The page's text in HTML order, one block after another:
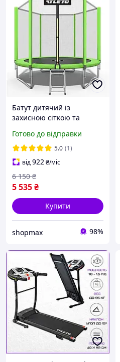
Батут дитячий із
захисною сіткою та
(10 ft) Зелений до 150 кг
для дачі та дому
Готово до відправки
5.0 (1)
від922₴/міс
5 535₴
6 150 ₴
Купити
shopmax 98%